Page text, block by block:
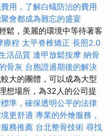
用，了解白蟻防治的費用
會都成為難忘的盛宴
鬆，美麗的環境中等待著客
療程 太平脊椎矯正 長照2.0
活品質 逢甲放鬆按摩 納骨
骨灰 台胞證過期後的解決
大的團體，可以成為大型
想場所，為32人的公司提
準，確保透明公平的法律
更舒適 專業的外燴服務，
務推薦 台北整骨技術 尋找